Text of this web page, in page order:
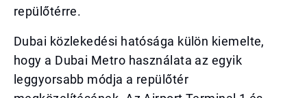
repülőtérre.
Dubai közlekedési hatósága külön kiemelte,
hogy a Dubai Metro használata az egyik
leggyorsabb módja a repülőtér